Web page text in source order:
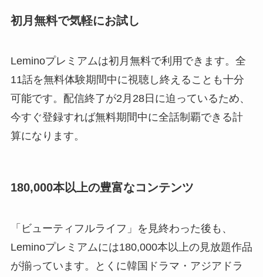
初月無料で気軽にお試し
Leminoプレミアムは初月無料で利用できます。全
11話を無料体験期間中に視聴し終えることも十分
可能です。配信終了が2月28日に迫っているため、
今すぐ登録すれば無料期間中に全話制覇できる計
算になります。
180,000本以上の豊富なコンテンツ
「ビューティフルライフ」を見終わった後も、
Leminoプレミアムには180,000本以上の見放題作品
が揃っています。とくに韓国ドラマ・アジアドラ